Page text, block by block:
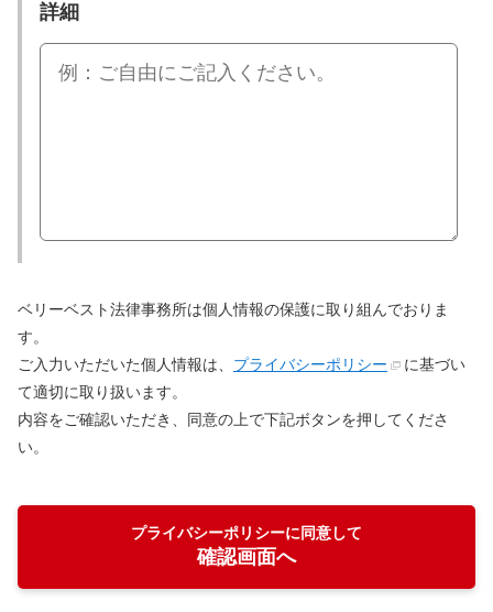
詳細
ベリーベスト法律事務所は個人情報の保護に取り組んでおりま
す。
ご入力いただいた個人情報は、 プライバシーポリシー
に基づい
て適切に取り扱います。
内容をご確認いただき、同意の上で下記ボタンを押してくださ
い。
プライバシーポリシーに同意して
確認画面へ